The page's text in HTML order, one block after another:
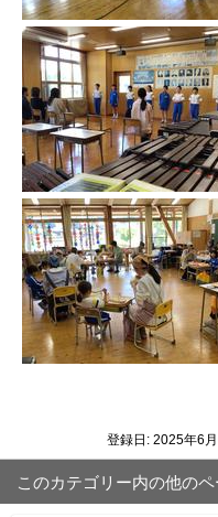
登録日: 2025年6月
このカテゴリー内の他のペ